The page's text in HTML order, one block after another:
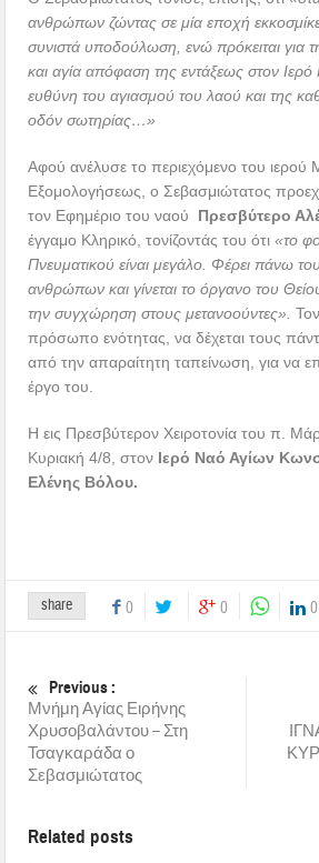
ανθρώπων ζώντας σε μία εποχή
συνιστά υποδούλωση, ενώ πρόκειται για
και αγία απόφαση της εντάξεως στον
ευθύνη του αγιασμού του λαού και της
οδόν σωτηρίας…»
Αφού ανέλυσε το περιεχόμενο του ιερού
Εξομολογήσεως, ο Σεβασμιώτατος
τον Εφημέριο του ναού Πρεσβύτερο
έγγαμο Κληρικό, τονίζοντάς του ότι«το
Πνευματικού είναι μεγάλο. Φέρει πάνω
ανθρώπων και γίνεται το όργανο του
την συγχώρηση στους μετανοούντες».
πρόσωπο ενότητας, να δέχεται τους
από την απαραίτητη ταπείνωση, για να
έργο του.
Η εις Πρεσβύτερον Χειροτονία του π.
Κυριακή 4/8, στον Ιερό Ναό Αγίων
Ελένης Βόλου.
share 0 0 0
Previous :
Μνήμη Αγίας Ειρήνης
Χρυσοβαλάντου – Στη
Τσαγκαράδα ο
Σεβασμιώτατος
Related posts